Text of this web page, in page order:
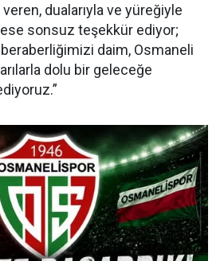
dualarıyla ve yüreğiyle
sonsuz teşekkür ediyor;
daim, Osmaneli
dolu bir geleceğe